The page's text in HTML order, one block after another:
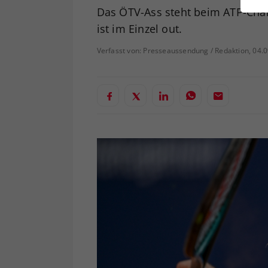
Das ÖTV-Ass steht beim ATP-
ist im Einzel out.
Verfasst von: Presseaussendung / Redaktion,